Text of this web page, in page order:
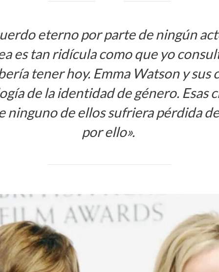
eterno por parte de ningún
es tan ridícula como que yo
tener hoy. Emma Watson y
de la identidad de género. Esas
ninguno de ellos sufriera pérdida
por ello».